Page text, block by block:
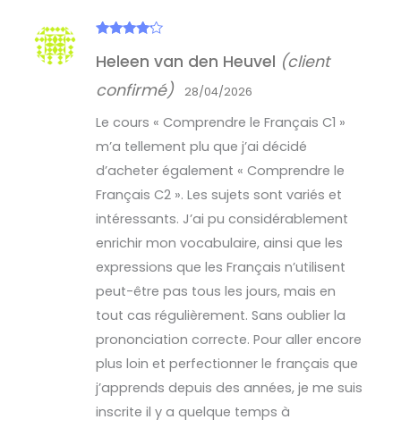
sur 5
Heleen van den Heuvel (client
confirmé)
28/04/2026
Le cours « Comprendre le Français C1 »
m’a tellement plu que j’ai décidé
d’acheter également « Comprendre le
Français C2 ». Les sujets sont variés et
intéressants. J’ai pu considérablement
enrichir mon vocabulaire, ainsi que les
expressions que les Français n’utilisent
peut-être pas tous les jours, mais en
tout cas régulièrement. Sans oublier la
prononciation correcte. Pour aller encore
plus loin et perfectionner le français que
j’apprends depuis des années, je me suis
inscrite il y a quelque temps à